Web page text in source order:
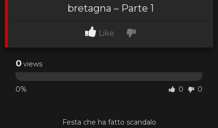
bretagna – Parte 1
Like
0 views
0% 0 0
Festa che ha fatto scandalo